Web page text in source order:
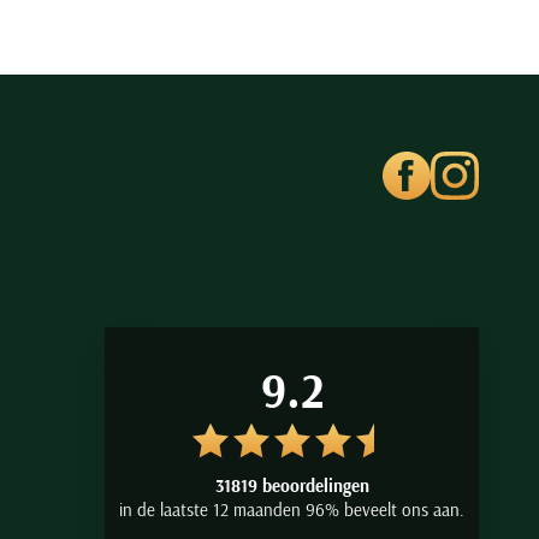
9.2
31819 beoordelingen
in de laatste 12 maanden 96% beveelt ons aan.